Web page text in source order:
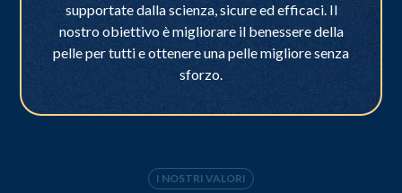
supportate dalla scienza, sicure ed efficaci. Il
nostro obiettivo è migliorare il benessere della
pelle per tutti e ottenere una pelle migliore senza
sforzo.
I NOSTRI VALORI